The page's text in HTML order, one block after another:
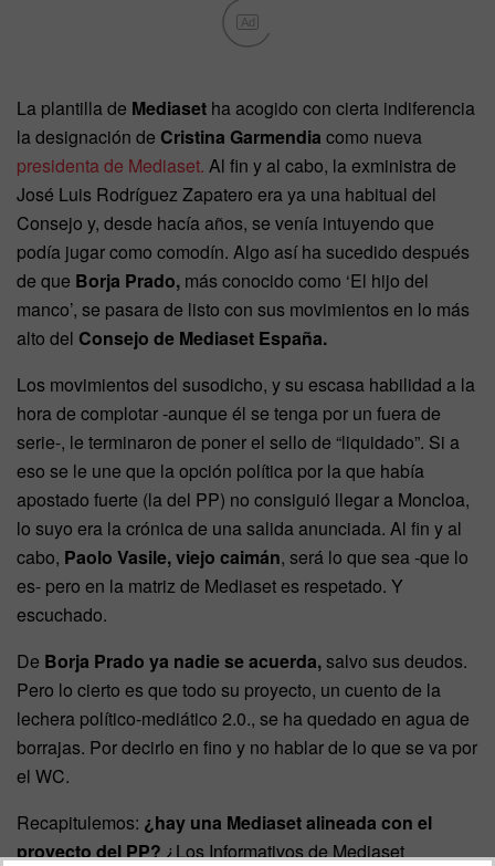
Ad
La plantilla de Mediaset ha acogido con cierta indiferencia
la designación de Cristina Garmendia como nueva
presidenta de Mediaset. Al fin y al cabo, la exministra de
José Luis Rodríguez Zapatero era ya una habitual del
Consejo y, desde hacía años, se venía intuyendo que
podía jugar como comodín. Algo así ha sucedido después
de que Borja Prado, más conocido como ‘El hijo del
manco’, se pasara de listo con sus movimientos en lo más
alto del Consejo de Mediaset España.
Los movimientos del susodicho, y su escasa habilidad a la
hora de complotar -aunque él se tenga por un fuera de
serie-, le terminaron de poner el sello de “liquidado”. Si a
eso se le une que la opción política por la que había
apostado fuerte (la del PP) no consiguió llegar a Moncloa,
lo suyo era la crónica de una salida anunciada. Al fin y al
cabo, Paolo Vasile, viejo caimán, será lo que sea -que lo
es- pero en la matriz de Mediaset es respetado. Y
escuchado.
De Borja Prado ya nadie se acuerda,salvo sus deudos.
Pero lo cierto es que todo su proyecto, un cuento de la
lechera político-mediático 2.0., se ha quedado en agua de
borrajas. Por decirlo en fino y no hablar de lo que se va por
el WC.
Recapitulemos: ¿hay una Mediaset alineada con el
proyecto del PP?¿Los Informativos de Mediaset